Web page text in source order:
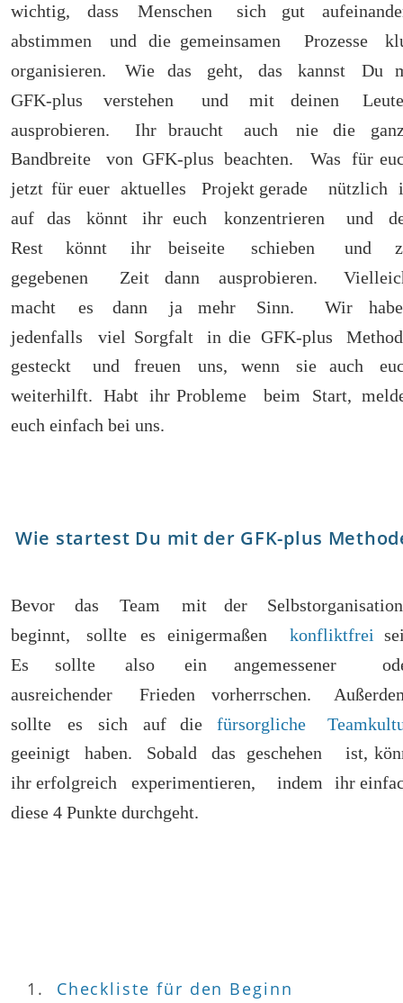
wichtig,
dass Menschen sich gut
abstimmen
und die gemeinsamen Prozesse
organisieren.
Wie das geht, das kannst Du
GFK-plus
verstehen und mit deinen
ausprobieren.
Ihr braucht auch nie die
Bandbreite
von GFK-plus beachten. Was für
jetzt für euer aktuelles Projekt gerade nützlich
auf
das könnt ihr euch konzentrieren und
Rest
könnt ihr beiseite schieben und
gegebenen
Zeit dann ausprobieren.
macht
es dann ja mehr Sinn. Wir
jedenfalls
viel Sorgfalt in die GFK-plus
gesteckt
und freuen uns, wenn sie auch
weiterhilft. Habt ihr Probleme beim Start,
euch einfach bei uns.
Wie startest Du mit der GFK-plus
Bevor das Team mit der
beginnt,
sollte es einigermaßen konfliktfrei
Es
sollte also ein angemessener
ausreichender
Frieden vorherrschen.
sollte
es sich auf die fürsorgliche
geeinigt
haben. Sobald das geschehen ist,
ihr erfolgreich experimentieren, indem ihr
diese 4 Punkte durchgeht.
1. Checkliste für den Beginn